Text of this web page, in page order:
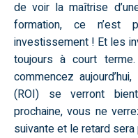
de voir la maîtrise
formation, ce n’est
investissement ! Et les
toujours à court
commencez
(ROI) se verront
prochaine, vous ne
suivante et le retard